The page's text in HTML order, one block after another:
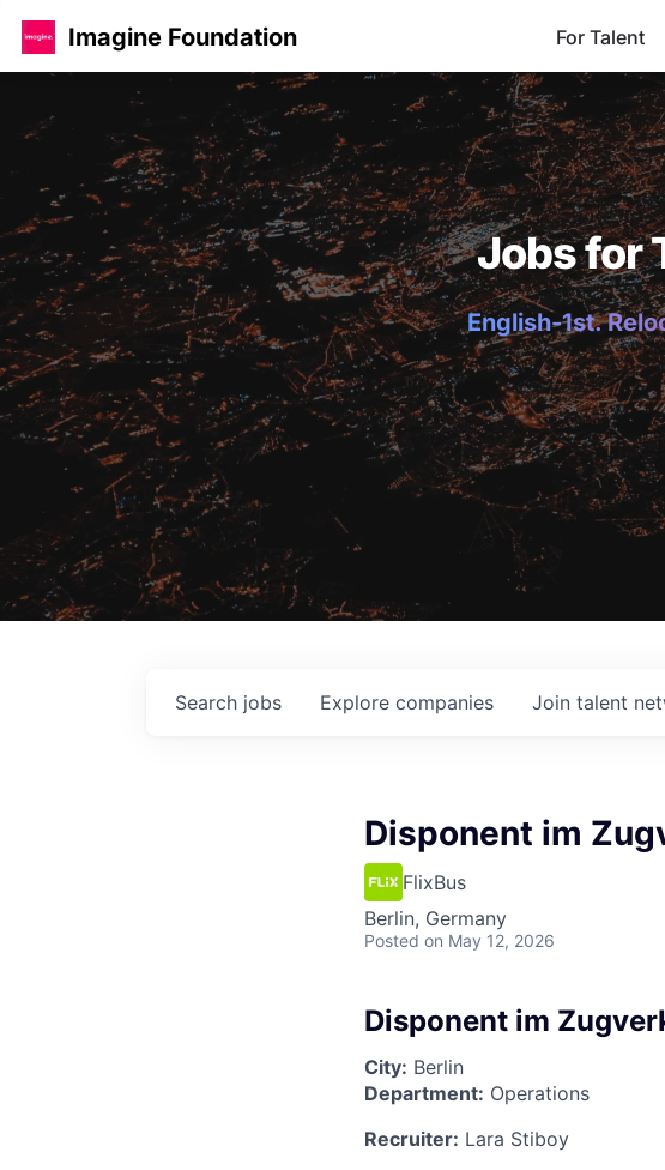
Imagine Foundation For Talent
Jobs for
English-1st.
Search jobs Explore companies Join talent
Disponent im
FlixBus
Berlin, Germany
Posted on May 12, 2026
Disponent im
City: Berlin
Department: Operations
Recruiter: Lara Stiboy